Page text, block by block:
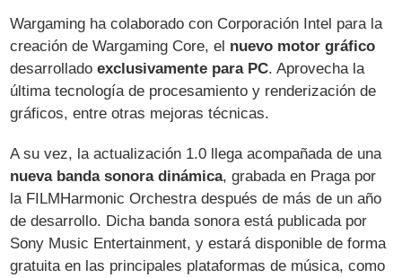
Wargaming ha colaborado con Corporación Intel para la
creación de Wargaming Core, el nuevo motor gráfico
desarrolladoexclusivamente para PC. Aprovecha la
última tecnología de procesamiento y renderización de
gráficos, entre otras mejoras técnicas.
A su vez, la actualización 1.0 llega acompañada de una
nueva banda sonora dinámica, grabada en Praga por
la FILMHarmonic Orchestra después de más de un año
de desarrollo. Dicha banda sonora está publicada por
Sony Music Entertainment, y estará disponible de forma
gratuita en las principales plataformas de música, como